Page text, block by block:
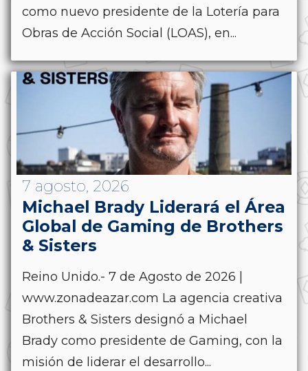
como nuevo presidente de la Lotería para
Obras de Acción Social (LOAS), en...
7 agosto, 2026
Michael Brady Liderará el Área
Global de Gaming de Brothers
& Sisters
Reino Unido.- 7 de Agosto de 2026 |
www.zonadeazar.com La agencia creativa
Brothers & Sisters designó a Michael
Brady como presidente de Gaming, con la
misión de liderar el desarrollo...